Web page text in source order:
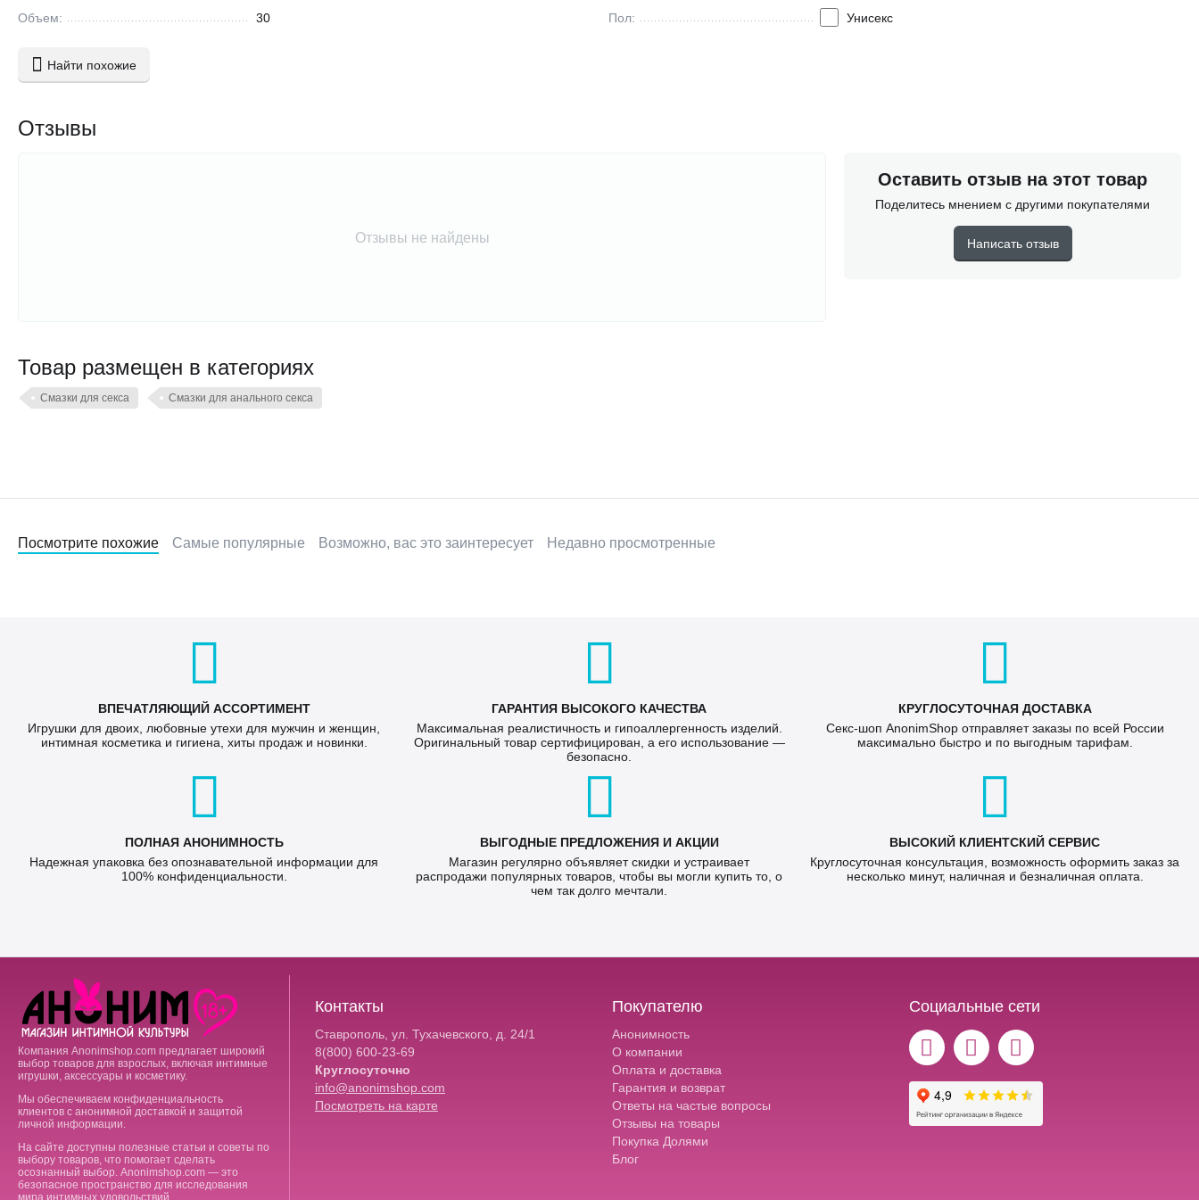
Объем: 30 Пол: Унисекс
Найти похожие
Отзывы
Отзывы не найдены
Оставить отзыв на этот товар
Поделитесь мнением с другими покупателями
Написать отзыв
Товар размещен в категориях
Смазки для секса Смазки для анального секса
Посмотрите похожие Самые популярные Возможно, вас это заинтересует Недавно просмотренные
ВПЕЧАТЛЯЮЩИЙ АССОРТИМЕНТ
Игрушки для двоих, любовные утехи для мужчин и женщин,
интимная косметика и гигиена, хиты продаж и новинки.
ГАРАНТИЯ ВЫСОКОГО КАЧЕСТВА
Максимальная реалистичность и гипоаллергенность изделий.
Оригинальный товар сертифицирован, а его использование —
безопасно.
КРУГЛОСУТОЧНАЯ ДОСТАВКА
Секс-шоп AnonimShop отправляет заказы по всей России
максимально быстро и по выгодным тарифам.
ПОЛНАЯ АНОНИМНОСТЬ
Надежная упаковка без опознавательной информации для
100% конфиденциальности.
ВЫГОДНЫЕ ПРЕДЛОЖЕНИЯ И АКЦИИ
Магазин регулярно объявляет скидки и устраивает
распродажи популярных товаров, чтобы вы могли купить то, о
чем так долго мечтали.
ВЫСОКИЙ КЛИЕНТСКИЙ СЕРВИС
Круглосуточная консультация, возможность оформить заказ за
несколько минут, наличная и безналичная оплата.
Компания Anonimshop.com предлагает широкий
выбор товаров для взрослых, включая интимные
игрушки, аксессуары и косметику.
Мы обеспечиваем конфиденциальность
клиентов с анонимной доставкой и защитой
личной информации.
На сайте доступны полезные статьи и советы по
выбору товаров, что помогает сделать
осознанный выбор. Anonimshop.com — это
безопасное пространство для исследования
мира интимных удовольствий.
Контакты
Ставрополь, ул. Тухачевского, д. 24/1
8(800) 600-23-69
Круглосуточно
info@anonimshop.com
Посмотреть на карте
Покупателю
Анонимность
О компании
Оплата и доставка
Гарантия и возврат
Ответы на частые вопросы
Отзывы на товары
Покупка Долями
Блог
Социальные сети